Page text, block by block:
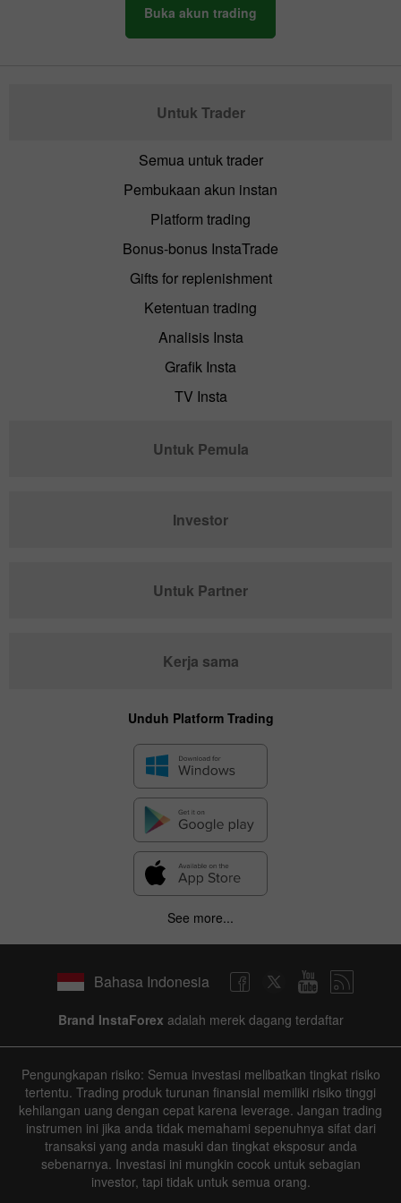
Buka akun trading
Untuk Trader
Semua untuk trader
Pembukaan akun instan
Platform trading
Bonus-bonus InstaTrade
Gifts for replenishment
Ketentuan trading
Analisis Insta
Grafik Insta
TV Insta
Untuk Pemula
Investor
Untuk Partner
Kerja sama
Unduh Platform Trading
See more...
Bahasa Indonesia
Brand InstaForex adalah merek dagang terdaftar
Pengungkapan risiko: Semua investasi melibatkan tingkat risiko
tertentu. Trading produk turunan finansial memiliki risiko tinggi
kehilangan uang dengan cepat karena leverage. Jangan trading
instrumen ini jika anda tidak memahami sepenuhnya sifat dari
transaksi yang anda masuki dan tingkat eksposur anda
sebenarnya. Investasi ini mungkin cocok untuk sebagian
investor, tapi tidak untuk semua orang.